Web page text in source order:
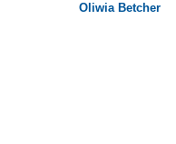
Oliwia Betcher